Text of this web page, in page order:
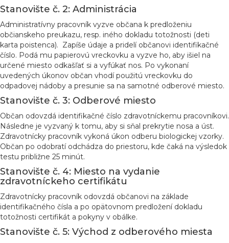
Stanovište č. 2: Administrácia
Administratívny pracovník vyzve občana k predloženiu
občianskeho preukazu, resp. iného dokladu totožnosti (deti
karta poistenca). Zapíše údaje a pridelí občanovi identifikačné
číslo. Podá mu papierovú vreckovku a vyzve ho, aby išiel na
určené miesto odkašľať si a vyfúkať nos. Po vykonaní
uvedených úkonov občan vhodí použitú vreckovku do
odpadovej nádoby a presunie sa na samotné odberové miesto.
Stanovište č. 3: Odberové miesto
Občan odovzdá identifikačné číslo zdravotníckemu pracovníkovi.
Následne je vyzvaný k tomu, aby si sňal prekrytie nosa a úst.
Zdravotnícky pracovník vykoná úkon odberu biologickej vzorky.
Občan po odobratí odchádza do priestoru, kde čaká na výsledok
testu približne 25 minút.
Stanovište č. 4: Miesto na vydanie
zdravotníckeho certifikátu
Zdravotnícky pracovník odovzdá občanovi na základe
identifikačného čísla a po opätovnom predložení dokladu
totožnosti certifikát a pokyny v obálke.
Stanovište č. 5: Východ z odberového miesta